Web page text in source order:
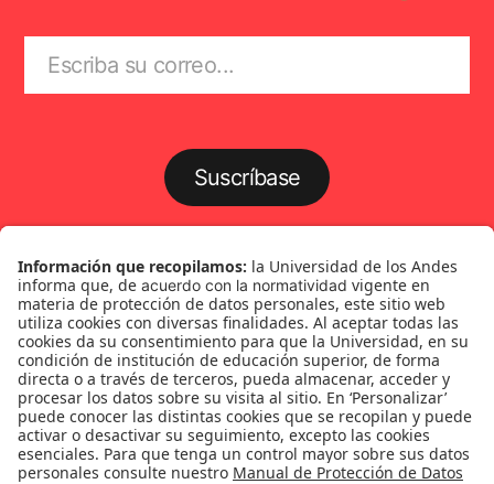
Suscríbase
Género
Política
Cultura